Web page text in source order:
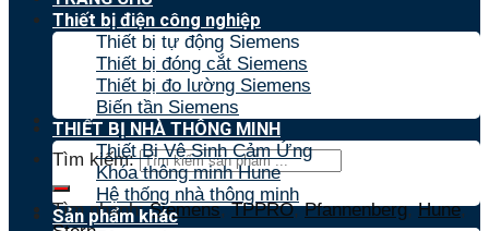
Tìm kiếm:
Tìm nhanh:Siemens,TPPRO,Pfannenberg,Hune,
Thiết bị điện công nghiệp
Thiết bị tự động Siemens
Thiết bị đóng cắt Siemens
Thiết bị đo lường Siemens
Biến tần Siemens
THIẾT BỊ NHÀ THÔNG MINH
Thiết Bị Vệ Sinh Cảm Ứng
Khóa thông minh Hune
Hệ thống nhà thông minh
Sản phẩm khác